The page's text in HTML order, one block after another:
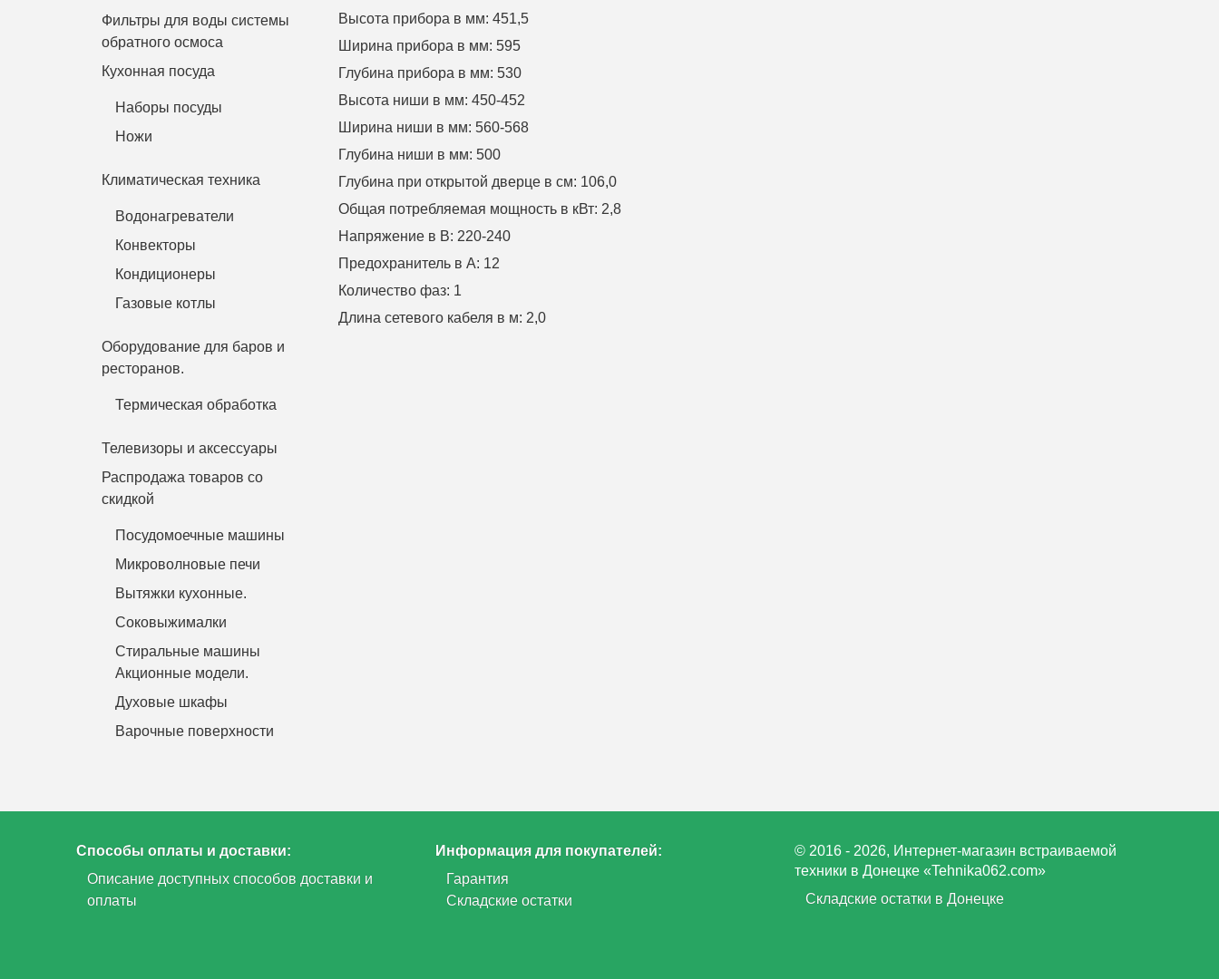
Высота прибора в мм: 451,5
Ширина прибора в мм: 595
Глубина прибора в мм: 530
Высота ниши в мм: 450-452
Ширина ниши в мм: 560-568
Глубина ниши в мм: 500
Глубина при открытой дверце в см: 106,0
Общая потребляемая мощность в кВт: 2,8
Напряжение в В: 220-240
Предохранитель в А: 12
Количество фаз: 1
Длина сетевого кабеля в м: 2,0
Фильтры для воды системы
обратного осмоса
Кухонная посуда
Наборы посуды
Ножи
Климатическая техника
Водонагреватели
Конвекторы
Кондиционеры
Газовые котлы
Оборудование для баров и
ресторанов.
Термическая обработка
Телевизоры и аксессуары
Распродажа товаров со
скидкой
Посудомоечные машины
Микроволновые печи
Вытяжки кухонные.
Соковыжималки
Стиральные машины
Акционные модели.
Духовые шкафы
Варочные поверхности
Способы оплаты и доставки:
Описание доступных способов доставки и
оплаты
Информация для покупателей:
Гарантия
Складские остатки
© 2016 - 2026, Интернет-магазин встраиваемой
техники в Донецке «Tehnika062.com»
Складские остатки в Донецке